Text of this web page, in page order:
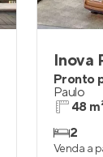
Inova
Pronto
Paulo
48
2
Venda a